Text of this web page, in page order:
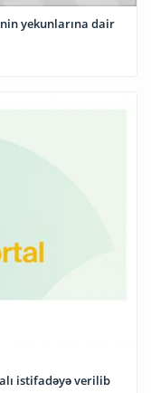
yekunlarına dair
istifadəyə verilib